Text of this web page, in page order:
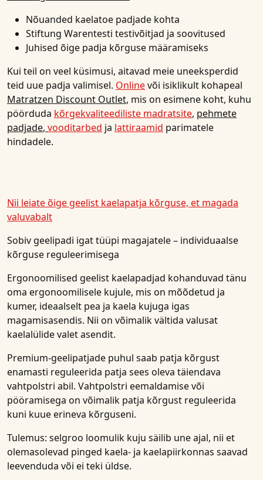
Nõuanded kaelatoe padjade kohta
Stiftung Warentesti testivõitjad ja soovitused
Juhised õige padja kõrguse määramiseks
Kui teil on veel küsimusi, aitavad meie uneeksperdid
teid uue padja valimisel. Onlinevõi isiklikult kohapeal
Matratzen Discount Outlet, mis on esimene koht, kuhu
pöörduda kõrgekvaliteediliste madratsite, pehmete
padjade, vooditarbed ja lattiraamid parimatele
hindadele.
Nii leiate õige geelist kaelapatja kõrguse, et magada
valuvabalt
Sobiv geelipadi igat tüüpi magajatele – individuaalse
kõrguse reguleerimisega
Ergonoomilised geelist kaelapadjad kohanduvad tänu
oma ergonoomilisele kujule, mis on mõõdetud ja
kumer, ideaalselt pea ja kaela kujuga igas
magamisasendis. Nii on võimalik vältida valusat
kaelalülide valet asendit.
Premium-geelipatjade puhul saab patja kõrgust
enamasti reguleerida patja sees oleva täiendava
vahtpolstri abil. Vahtpolstri eemaldamise või
pööramisega on võimalik patja kõrgust reguleerida
kuni kuue erineva kõrguseni.
Tulemus: selgroo loomulik kuju säilib une ajal, nii et
olemasolevad pinged kaela- ja kaelapiirkonnas saavad
leevenduda või ei teki üldse.